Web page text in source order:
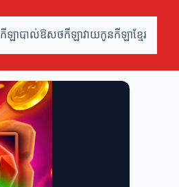
កីឡាបាល់ឱសថកីឡាវាយកូនកីឡាខ្មែរ